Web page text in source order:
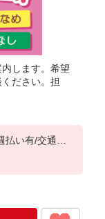
します。希望
ださい。担
い有/交通費